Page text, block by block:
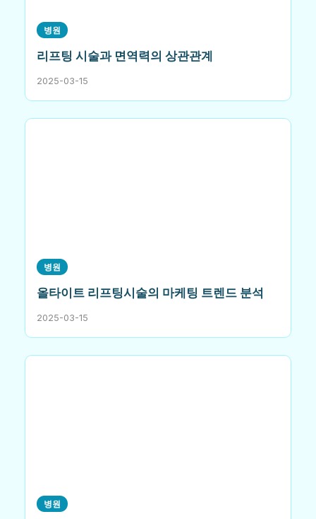
병원
리프팅 시술과 면역력의 상관관계
2025-03-15
병원
올타이트 리프팅시술의 마케팅 트렌드 분석
2025-03-15
병원